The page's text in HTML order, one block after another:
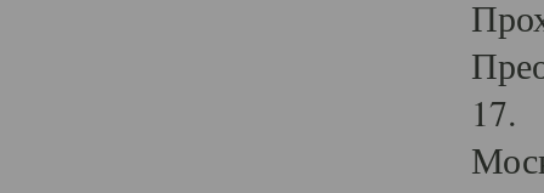
17.